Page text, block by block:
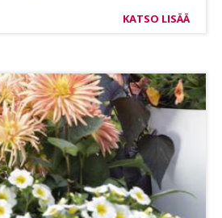
KATSO LISÄÄ